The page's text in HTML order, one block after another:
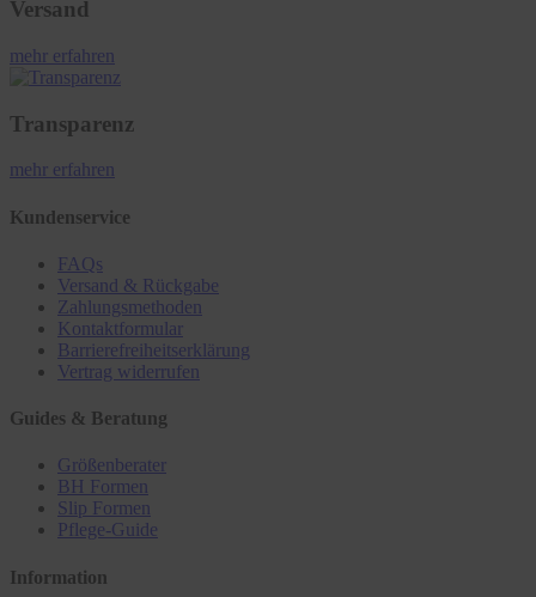
Versand
mehr erfahren
Transparenz
mehr erfahren
Kundenservice
FAQs
Versand & Rückgabe
Zahlungsmethoden
Kontaktformular
Barrierefreiheitserklärung
Vertrag widerrufen
Guides & Beratung
Größenberater
BH Formen
Slip Formen
Pflege-Guide
Information